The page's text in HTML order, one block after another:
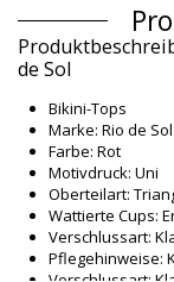
de Sol
Bikini-Tops
Marke: Rio de Sol
Farbe: Rot
Motivdruck: Uni
Oberteilart:
Wattierte Cups:
Verschlussart:
Pflegehinweise: